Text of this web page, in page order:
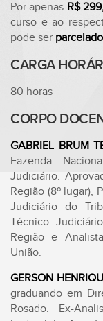
Por apenas R$
curso e ao
pode ser
CARGA
80 horas
CORPO
GABRIEL BRUM
Fazenda
Judiciário.
Região (8º lugar),
Judiciário do
Técnico
Região e
União.
GERSON
graduando em
Rosado. Ex-